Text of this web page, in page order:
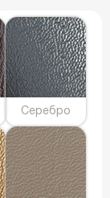
Серебро